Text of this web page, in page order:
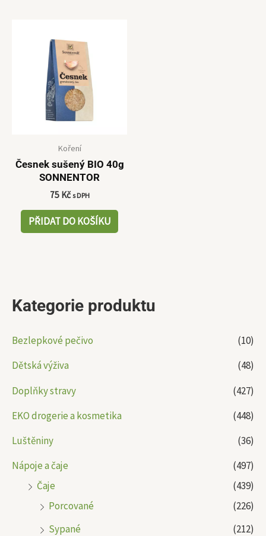
Kategorie produktu
Bezlepkové pečivo
(10)
Dětská výživa
(48)
Doplňky stravy
(427)
EKO drogerie a kosmetika
(448)
Luštěniny
(36)
Nápoje a čaje
(497)
Čaje
(439)
Porcované
(226)
Sypané
(212)
Koření
Česnek sušený BIO 40g
SONNENTOR
75 Kč s DPH
PŘIDAT DO KOŠÍKU